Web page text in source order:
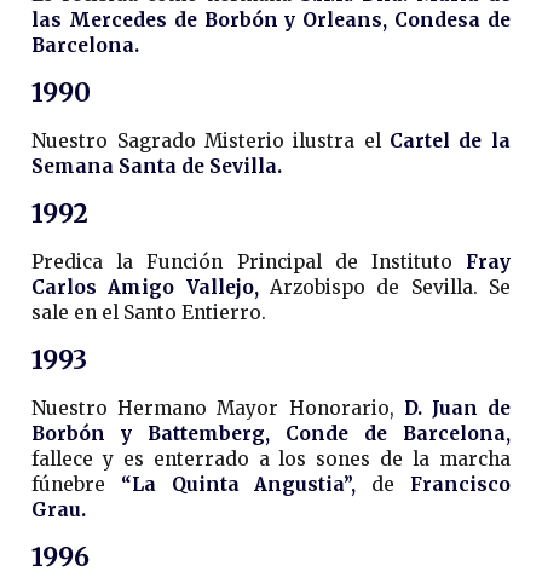
las Mercedes de Borbón y Orleans, Condesa de
Barcelona.
1990
Nuestro Sagrado Misterio ilustra el Cartel de la
Semana Santa de Sevilla.
1992
Predica la Función Principal de Instituto Fray
Carlos Amigo Vallejo,Arzobispo de Sevilla. Se
sale en el Santo Entierro.
1993
Nuestro Hermano Mayor Honorario, D. Juan de
Borbón y Battemberg,
Conde de Barcelona,
fallece y es enterrado a los sones de la marcha
fúnebre “La Quinta Angustia”, de Francisco
Grau.
1996